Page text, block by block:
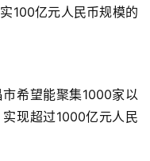
100亿元人民币规模的
希望能聚集1000家以
现超过1000亿元人民